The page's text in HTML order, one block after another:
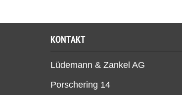
KONTAKT
Lüdemann & Zankel AG
Porschering 14